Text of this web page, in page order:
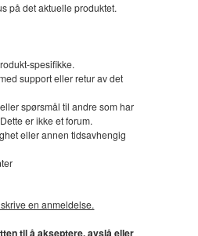
på det aktuelle produktet.
spesifikke.
support eller retur av det
spørsmål til andre som har
er ikke et forum.
eller annen tidsavhengig
en anmeldelse.
til å akseptere, avslå eller